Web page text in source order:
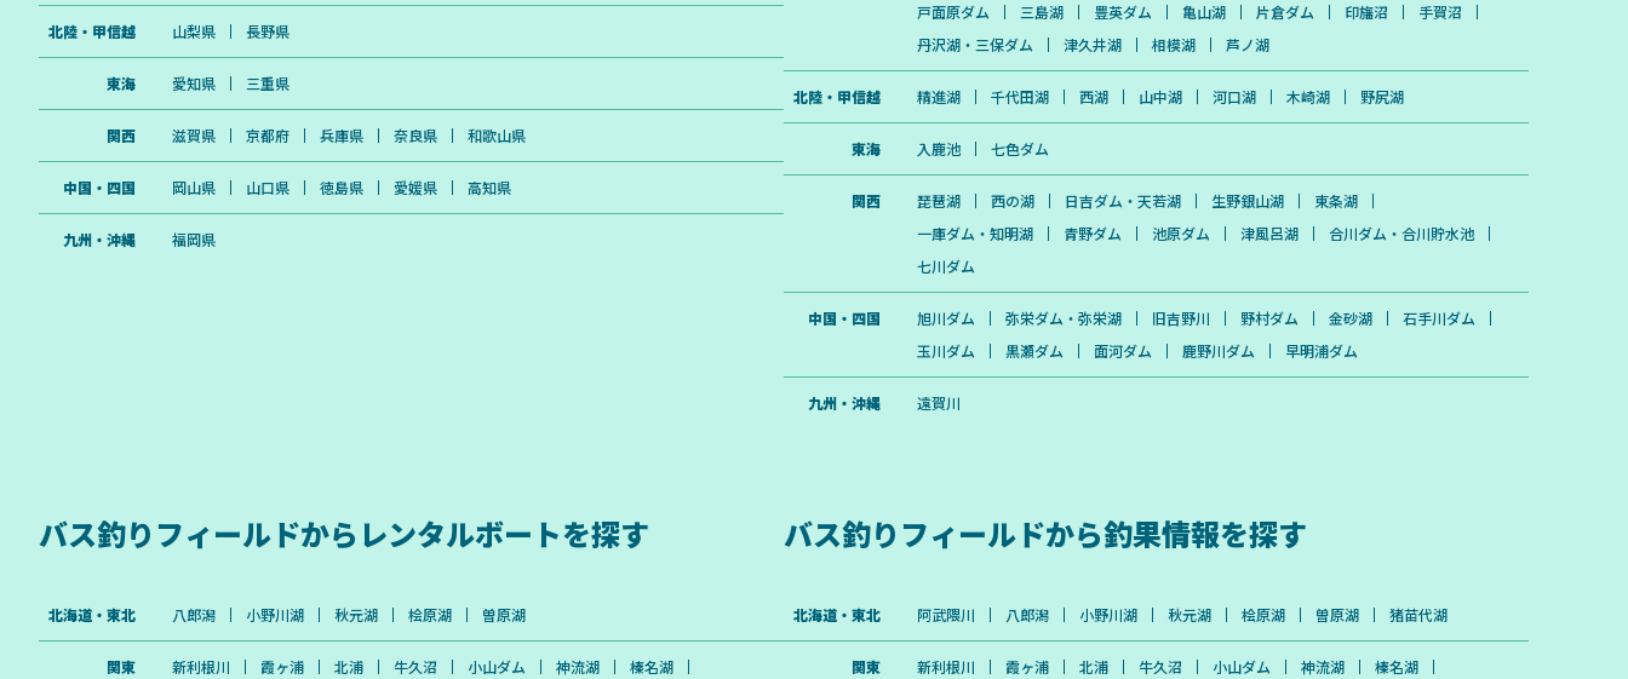
北陸・甲信越 山梨県 長野県
東海 愛知県 三重県
関西 滋賀県 京都府 兵庫県 奈良県 和歌山県
中国・四国 岡山県 山口県 徳島県 愛媛県 高知県
九州・沖縄 福岡県
戸面原ダム
三島湖 豊英ダム 亀山湖 片倉ダム 印旛沼
手賀沼
丹沢湖・三保ダム
津久井湖 相模湖 芦ノ湖
北陸・甲信越 精進湖 千代田湖 西湖 山中湖 河口湖 木崎湖 野尻湖
東海 入鹿池 七色ダム
関西 琵琶湖 西の湖 日吉ダム・天若湖 生野銀山湖
東条湖
一庫ダム・知明湖
青野ダム 池原ダム 津風呂湖
合川ダム・合川貯水池
七川ダム
中国・四国 旭川ダム 弥栄ダム・弥栄湖 旧吉野川 野村ダム 金砂湖
石手川ダム
玉川ダム
黒瀬ダム 面河ダム 鹿野川ダム 早明浦ダム
九州・沖縄 遠賀川
バス釣りフィールドから レンタルボートを探す
北海道・東北 八郎潟 小野川湖 秋元湖 桧原湖 曽原湖
関東 新利根川 霞ヶ浦 北浦 牛久沼 小山ダム 神流湖
榛名湖
バス釣りフィールドから釣果情報を探す
北海道・東北 阿武隈川 八郎潟 小野川湖 秋元湖 桧原湖 曽原湖 猪苗代湖
関東 新利根川 霞ヶ浦 北浦 牛久沼 小山ダム 神流湖
榛名湖